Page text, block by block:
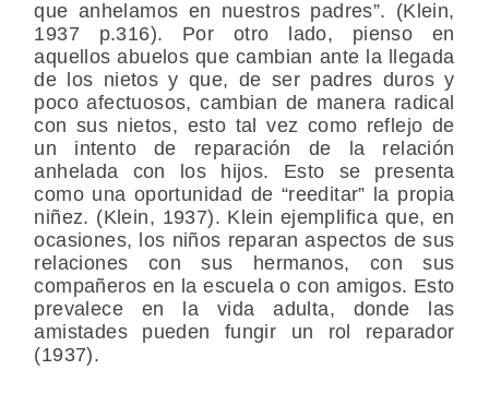
que anhelamos en nuestros padres”. (Klein,
1937 p.316). Por otro lado, pienso en
aquellos abuelos que cambian ante la llegada
de los nietos y que, de ser padres duros y
poco afectuosos, cambian de manera radical
con sus nietos, esto tal vez como reflejo de
un intento de reparación de la relación
anhelada con los hijos. Esto se presenta
como una oportunidad de “reeditar” la propia
niñez. (Klein, 1937). Klein ejemplifica que, en
ocasiones, los niños reparan aspectos de sus
relaciones con sus hermanos, con sus
compañeros en la escuela o con amigos. Esto
prevalece en la vida adulta, donde las
amistades pueden fungir un rol reparador
(1937).